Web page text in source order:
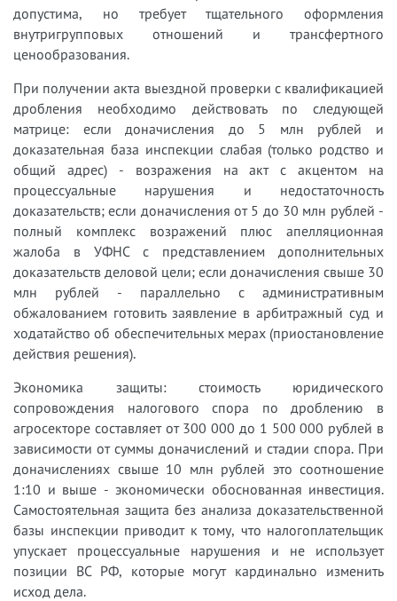
допустима, но требует тщательного оформления
внутригрупповых отношений и трансфертного
ценообразования.
При получении акта выездной проверки с квалификацией
дробления необходимо действовать по следующей
матрице: если доначисления до 5 млн рублей и
доказательная база инспекции слабая (только родство и
общий адрес) - возражения на акт с акцентом на
процессуальные нарушения и недостаточность
доказательств; если доначисления от 5 до 30 млн рублей -
полный комплекс возражений плюс апелляционная
жалоба в УФНС с представлением дополнительных
доказательств деловой цели; если доначисления свыше 30
млн рублей - параллельно с административным
обжалованием готовить заявление в арбитражный суд и
ходатайство об обеспечительных мерах (приостановление
действия решения).
Экономика защиты: стоимость юридического
сопровождения налогового спора по дроблению в
агросекторе составляет от 300 000 до 1 500 000 рублей в
зависимости от суммы доначислений и стадии спора. При
доначислениях свыше 10 млн рублей это соотношение
1:10 и выше - экономически обоснованная инвестиция.
Самостоятельная защита без анализа доказательственной
базы инспекции приводит к тому, что налогоплательщик
упускает процессуальные нарушения и не использует
позиции ВС РФ, которые могут кардинально изменить
исход дела.